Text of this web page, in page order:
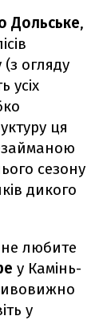
Дольське,
(з огляду
усіх
ця
сезону
дикого
любите
у Камінь-
у